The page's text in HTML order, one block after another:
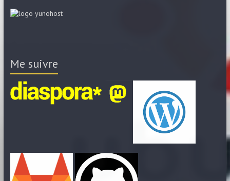
Me suivre